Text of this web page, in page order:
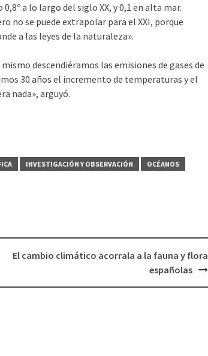
a lo largo del siglo XX, y 0,1 en alta mar.
no se puede extrapolar para el XXI, porque
a las leyes de la naturaleza».
descendiéramos las emisiones de gases de
30 años el incremento de temperaturas y el
nada», arguyó.
INVESTIGACIÓN Y OBSERVACIÓN
OCÉANOS
El cambio climático acorrala a la fauna y flora
españolas